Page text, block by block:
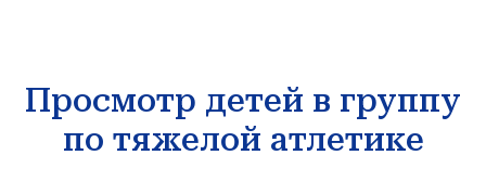
Просмотр детей в группу
по тяжелой атлетике